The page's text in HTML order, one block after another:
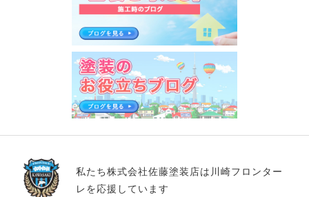
私たち株式会社佐藤塗装店は川崎フロンター
レを応援しています